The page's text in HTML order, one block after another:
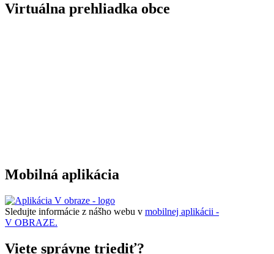
Virtuálna prehliadka obce
Mobilná aplikácia
Sledujte informácie z nášho webu v mobilnej aplikácii -
V OBRAZE.
Viete správne triediť?